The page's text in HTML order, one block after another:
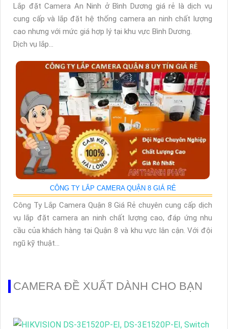
Lắp đặt Camera An Ninh ở Bình Dương giá rẻ là dịch vụ
cung cấp và lắp đặt hệ thống camera an ninh chất lượng
cao nhưng với mức giá hợp lý tại khu vực Bình Dương.
Dịch vụ lắp...
CÔNG TY LẮP CAMERA QUẬN 8 GIÁ RẺ
Công Ty Lắp Camera Quận 8 Giá Rẻ chuyên cung cấp dịch
vụ lắp đặt camera an ninh chất lượng cao, đáp ứng nhu
cầu của khách hàng tại Quận 8 và khu vực lân cận. Với đội
ngũ kỹ thuật...
CAMERA ĐỀ XUẤT DÀNH CHO BẠN